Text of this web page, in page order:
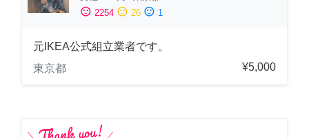
sentiment_satisfied 2254 sentiment_neutral 26 sentiment_dissatisfied 1
元IKEA公式組立業者です。
東京都
¥5,000